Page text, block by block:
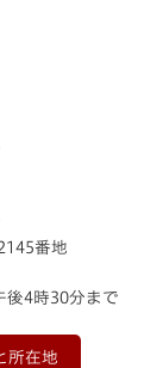
番地
後4時30分まで
所在地